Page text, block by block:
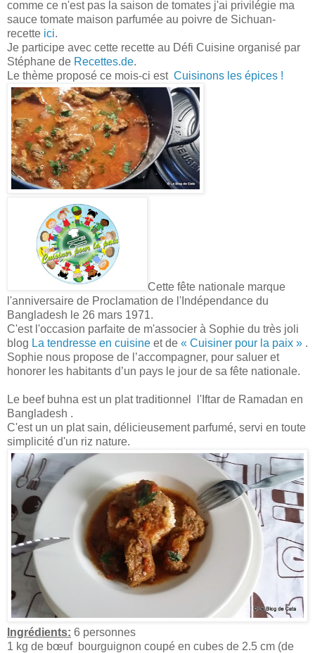
comme ce n'est pas la saison de tomates j'ai privilégie ma
sauce tomate maison parfumée au poivre de Sichuan-
recette ici.
Je participe avec cette recette au Défi Cuisine organisé par
Stéphane de Recettes.de.
Le thème proposé ce mois-ci est Cuisinons les épices !
Cette fête nationale marque
l'anniversaire de Proclamation de l'Indépendance du
Bangladesh le 26 mars 1971.
C'est l'occasion parfaite de m'associer à Sophie du très joli
blog La tendresse en cuisine et de « Cuisiner pour la paix » .
Sophie nous propose de l’accompagner, pour saluer et
honorer les habitants d’un pays le jour de sa fête nationale.
Le beef buhna est un plat traditionnel l'Iftar de Ramadan en
Bangladesh .
C'est un un plat sain, délicieusement parfumé, servi en toute
simplicité d'un riz nature.
Ingrédients: 6 personnes
1 kg de bœuf bourguignon coupé en cubes de 2.5 cm (de